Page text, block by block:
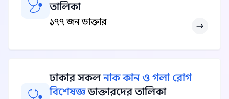
তালিকা
১৭৭ জন ডাক্তার
ঢাকার সকলনাক কান ও গলা রোগ
বিশেষজ্ঞডাক্তারদের তালিকা